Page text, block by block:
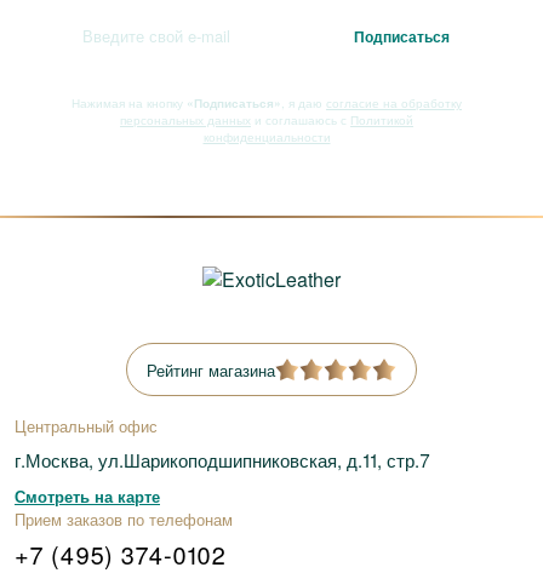
Нажимая на кнопку «Подписаться» , я даю согласие на обработку
персональных данных и соглашаюсь с Политикой
конфиденциальности
Рейтинг магазина
Центральный офис
г.Москва, ул.Шарикоподшипниковская, д.11, стр.7
Смотреть на карте
Прием заказов по телефонам
+7 (495) 374-0102